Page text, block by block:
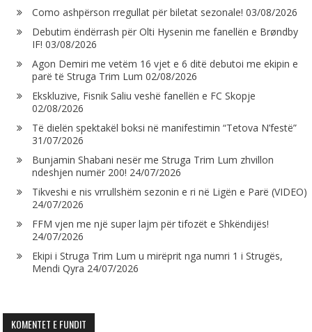
Como ashpërson rregullat për biletat sezonale! 03/08/2026
Debutim ëndërrash për Olti Hysenin me fanellën e Brøndby
IF! 03/08/2026
Agon Demiri me vetëm 16 vjet e 6 ditë debutoi me ekipin e
parë të Struga Trim Lum 02/08/2026
Ekskluzive, Fisnik Saliu veshë fanellën e FC Skopje
02/08/2026
Të dielën spektakël boksi në manifestimin “Tetova N’festë”
31/07/2026
Bunjamin Shabani nesër me Struga Trim Lum zhvillon
ndeshjen numër 200! 24/07/2026
Tikveshi e nis vrrullshëm sezonin e ri në Ligën e Parë (VIDEO)
24/07/2026
FFM vjen me një super lajm për tifozët e Shkëndijës!
24/07/2026
Ekipi i Struga Trim Lum u mirëprit nga numri 1 i Strugës,
Mendi Qyra 24/07/2026
KOMENTET E FUNDIT